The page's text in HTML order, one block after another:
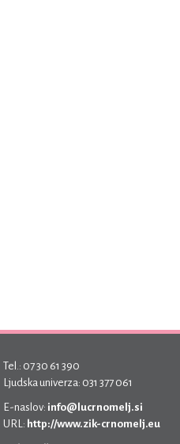
Tel.: 07 30 61 390
Ljudska univerza: 031 377 061
E-naslov: info@lucrnomelj.si
URL: http://www.zik-crnomelj.eu